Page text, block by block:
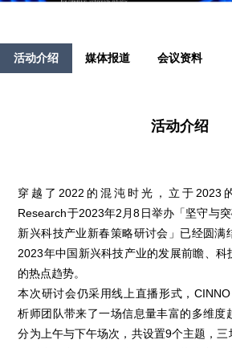
活动介绍 媒体报道 会议资料
活动介绍
穿越了2022的混沌时光，立于2023
Research于2023年2月8日举办「坚守与
新兴科技产业新春策略研讨会」已经圆满
2023年中国新兴科技产业的发展前瞻、科
的热点趋势。
本次研讨会仍采用线上直播形式，
析师团队带来了一场信息量丰富的多维度
分为上午与下午场次，共设置9个主题，